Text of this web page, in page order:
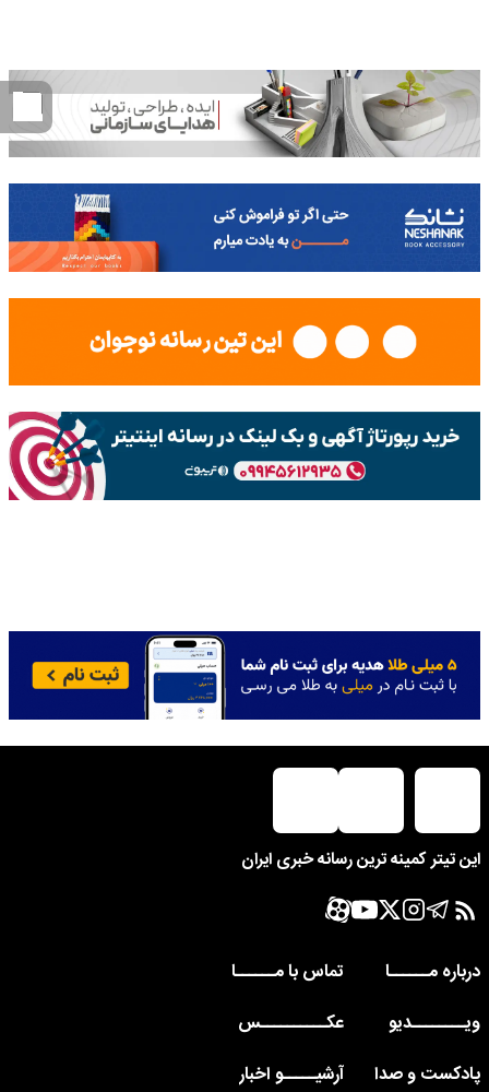
این تیتر کمینه ترین رسانه خبری ایران
درباره مــــــا
تماس با مــــــا
ویــــــــدیو
عکــــــــــس
پادکست و صدا
آرشیـــــو اخبار